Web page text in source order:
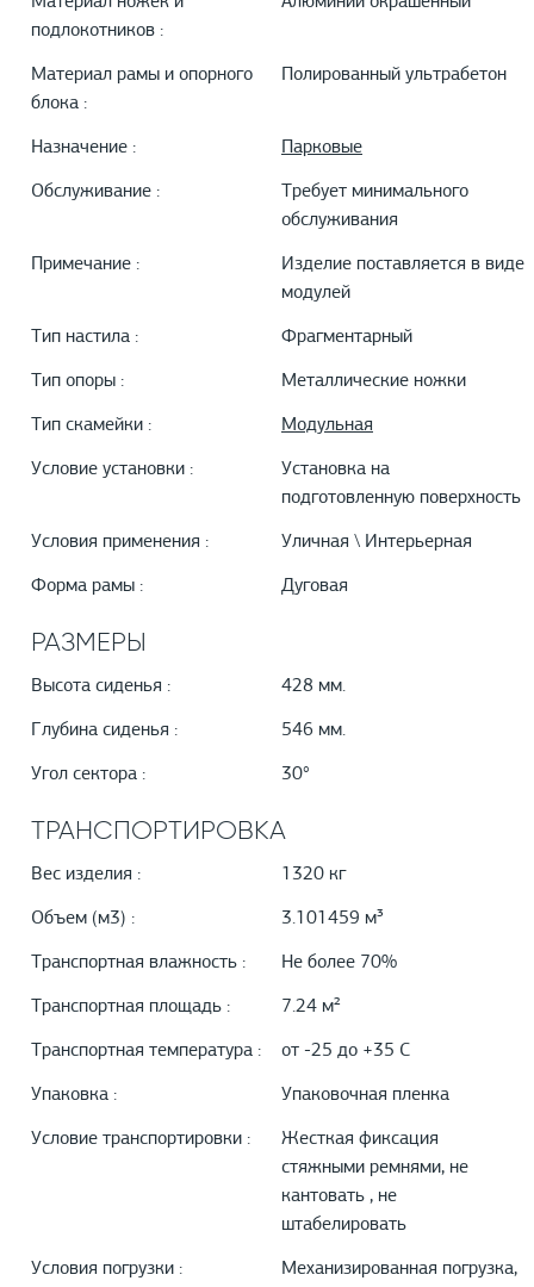
подлокотников :
Материал рамы и опорного
блока :
Полированный ультрабетон
Назначение : Парковые
Обслуживание :
Требует минимального
обслуживания
Примечание :
Изделие поставляется в виде
модулей
Тип настила : Фрагментарный
Тип опоры : Металлические ножки
Тип скамейки : Модульная
Условие установки :
Установка на
подготовленную поверхность
Условия применения : Уличная \ Интерьерная
Форма рамы : Дуговая
РАЗМЕРЫ
Высота сиденья : 428 мм.
Глубина сиденья : 546 мм.
Угол сектора : 30°
ТРАНСПОРТИРОВКА
Вес изделия : 1320 кг
Объем (м3) : 3.101459 м³
Транспортная влажность : Не более 70%
Транспортная площадь : 7.24 м²
Транспортная температура : от -25 до +35 С
Упаковка : Упаковочная пленка
Условие транспортировки :
Жесткая фиксация
стяжными ремнями, не
кантовать , не
штабелировать
Условия погрузки :
Механизированная погрузка,